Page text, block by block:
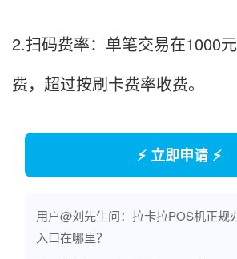
2.扫码费率：单笔交易在1000
费，超过按刷卡费率收费。
⚡ 立即申请 ⚡
用户@刘先生问：拉卡拉POS机正规
入口在哪里？